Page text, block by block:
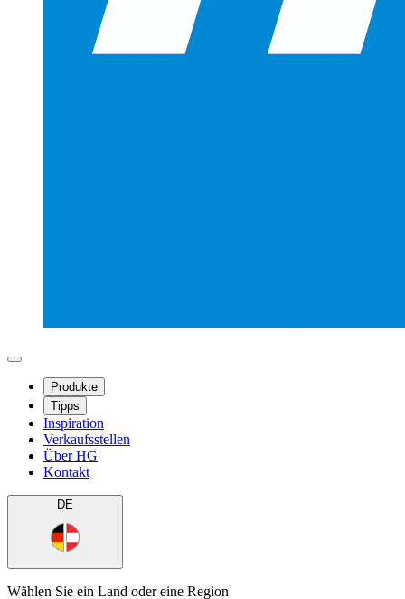
Produkte
Tipps
Inspiration
Verkaufsstellen
Über HG
Kontakt
DE
Wählen Sie ein Land oder eine Region